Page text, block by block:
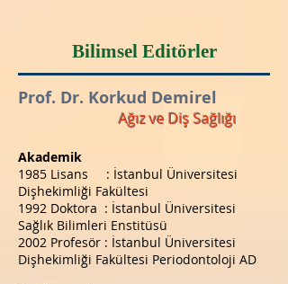
Prof. Dr. Korkud Demirel
Ağız ve Diş Sağlığı
Akademik
1985 Lisans : İstanbul Üniversitesi
Dişhekimliği Fakültesi
1992 Doktora : İstanbul Üniversitesi
Sağlık Bilimleri Enstitüsü
2002 Profesör : İstanbul Üniversitesi
Dişhekimliği Fakültesi Periodontoloji AD
Bilimsel Editörler